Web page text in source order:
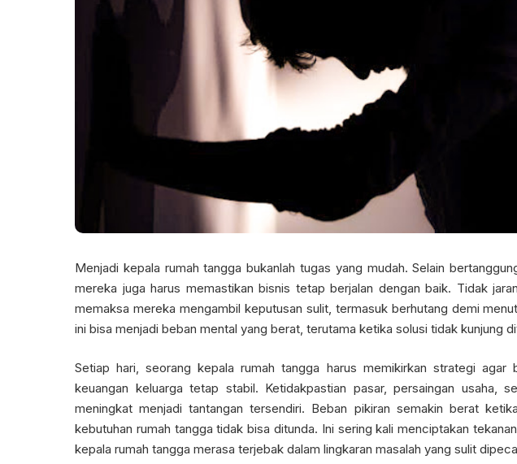
Menjadi kepala rumah tangga bukanlah tugas yang mudah. Selain
mereka juga harus memastikan bisnis tetap berjalan dengan baik. Tidak
memaksa mereka mengambil keputusan sulit, termasuk berhutang demi
ini bisa menjadi beban mental yang berat, terutama ketika solusi tidak kunjung
Setiap hari, seorang kepala rumah tangga harus memikirkan strategi agar
keuangan keluarga tetap stabil. Ketidakpastian pasar, persaingan usaha,
meningkat menjadi tantangan tersendiri. Beban pikiran semakin berat
kebutuhan rumah tangga tidak bisa ditunda. Ini sering kali menciptakan
kepala rumah tangga merasa terjebak dalam lingkaran masalah yang sulit